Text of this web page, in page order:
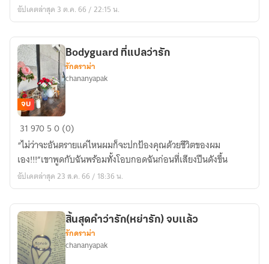
รัก
นัก
อ่าน
ซะ
งั้น
นน(จบเเล้ว)
อัปเดตล่าสุด 3 ต.ค. 66 / 22:15 น.
Bodyguard
ที่
แปล
ว่า
รัก
จบ
Bodyguard ที่แปลว่ารัก
รักดราม่า
chananyapak
3197050 (0)
“ไม่ว่าจะอันตรายแค่ไหนผมก็จะปกป้องคุณด้วยชีวิตของผม
เอง!!!”เขาพูดกับฉันพร้อมทั้งโอบกอดฉันก่อนที่เสียงปืนดังขึ้น
อัปเดตล่าสุด 23 ส.ค. 66 / 18:36 น.
สิ้นสุดคำว่ารัก(หย่ารัก) จบเเล้ว
รักดราม่า
chananyapak